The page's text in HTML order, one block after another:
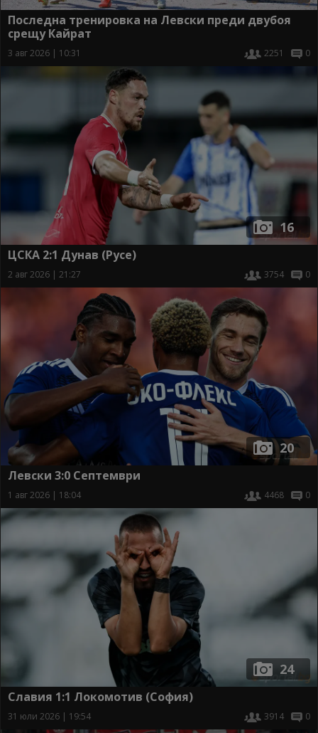
Последна тренировка на Левски преди двубоя
срещу Кайрат
3 авг 2026 | 10:31 2251 0
16
ЦСКА 2:1 Дунав (Русе)
2 авг 2026 | 21:27 3754 0
20
Левски 3:0 Септември
1 авг 2026 | 18:04 4468 0
24
Славия 1:1 Локомотив (София)
31 юли 2026 | 19:54 3914 0